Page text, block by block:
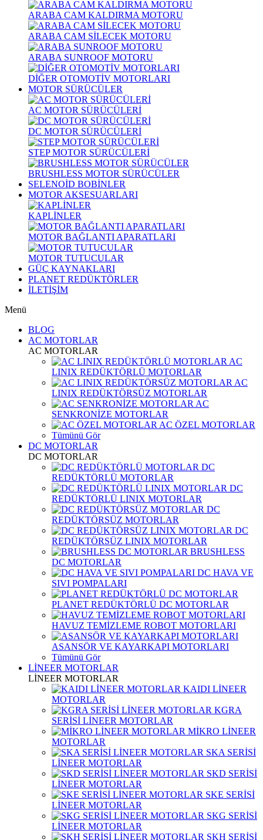
ARABA CAM KALDIRMA MOTORU
ARABA CAM SİLECEK MOTORU
ARABA SUNROOF MOTORU
DİĞER OTOMOTİV MOTORLARI
MOTOR SÜRÜCÜLER
AC MOTOR SÜRÜCÜLERİ
DC MOTOR SÜRÜCÜLERİ
STEP MOTOR SÜRÜCÜLERİ
BRUSHLESS MOTOR SÜRÜCÜLER
SELENOİD BOBİNLER
MOTOR AKSESUARLARI
KAPLİNLER
MOTOR BAĞLANTI APARATLARI
MOTOR TUTUCULAR
GÜÇ KAYNAKLARI
PLANET REDÜKTÖRLER
İLETİŞİM
Menü
BLOG
AC MOTORLAR
AC MOTORLAR
AC
LINIX REDÜKTÖRLÜ MOTORLAR
AC
LINIX REDÜKTÖRSÜZ MOTORLAR
AC
SENKRONİZE MOTORLAR
AC ÖZEL MOTORLAR
Tümünü Gör
DC MOTORLAR
DC MOTORLAR
DC
REDÜKTÖRLÜ MOTORLAR
DC
REDÜKTÖRLÜ LINIX MOTORLAR
DC
REDÜKTÖRSÜZ MOTORLAR
DC
REDÜKTÖRSÜZ LINIX MOTORLAR
BRUSHLESS
DC MOTORLAR
DC HAVA VE
SIVI POMPALARI
PLANET REDÜKTÖRLÜ DC MOTORLAR
HAVUZ TEMİZLEME ROBOT MOTORLARI
ASANSÖR VE KAYARKAPI MOTORLARI
Tümünü Gör
LİNEER MOTORLAR
LİNEER MOTORLAR
KAIDI LİNEER
MOTORLAR
KGRA
SERİSİ LİNEER MOTORLAR
MİKRO LİNEER
MOTORLAR
SKA SERİSİ
LİNEER MOTORLAR
SKD SERİSİ
LİNEER MOTORLAR
SKE SERİSİ
LİNEER MOTORLAR
SKG SERİSİ
LİNEER MOTORLAR
SKH SERİSİ